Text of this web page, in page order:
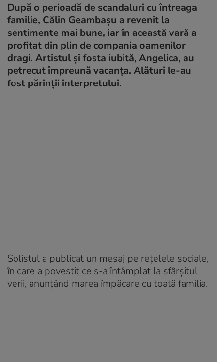
După o perioadă de scandaluri cu întreaga
familie, Călin Geambașu a revenit la
sentimente mai bune, iar în această vară a
profitat din plin de compania oamenilor
dragi. Artistul și fosta iubită, Angelica, au
petrecut împreună vacanța. Alături le-au
fost părinții interpretului.
Solistul a publicat un mesaj pe rețelele sociale,
în care a povestit ce s-a întâmplat la sfârșitul
verii, anunțând marea împăcare cu toată familia.